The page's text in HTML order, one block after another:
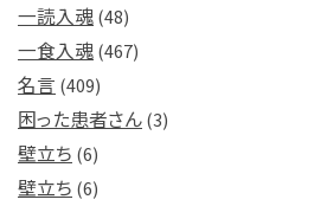
一読入魂(48)
一食入魂(467)
名言 (409)
困った患者さん(3)
壁立ち (6)
壁立ち (6)